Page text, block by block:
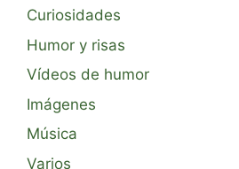
Curiosidades
Humor y risas
Vídeos de humor
Imágenes
Música
Varios